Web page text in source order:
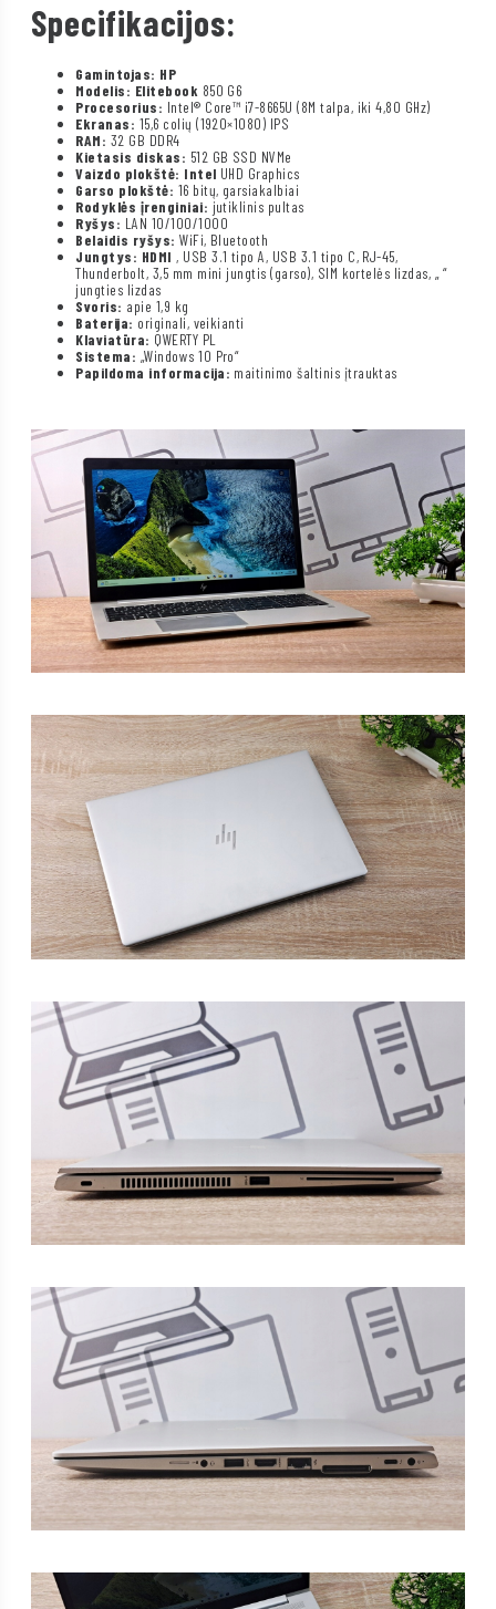
Specifikacijos:
Gamintojas: HP
Modelis: Elitebook 850 G6
Procesorius: Intel® Core™ i7-8665U (8M talpa, iki 4,80 GHz)
Ekranas: 15,6 colių (1920×1080) IPS
RAM: 32 GB DDR4
Kietasis diskas: 512 GB SSD NVMe
Vaizdo plokštė: Intel UHD Graphics
Garso plokštė: 16 bitų, garsiakalbiai
Rodyklės įrenginiai: jutiklinis pultas
Ryšys: LAN 10/100/1000
Belaidis ryšys: WiFi, Bluetooth
Jungtys: HDMI, USB 3.1 tipo A, USB 3.1 tipo C, RJ-45,
Thunderbolt, 3,5 mm mini jungtis (garso), SIM kortelės lizdas, „ “
jungties lizdas
Svoris: apie 1,9 kg
Baterija: originali, veikianti
Klaviatūra: QWERTY PL
Sistema: „Windows 10 Pro“
Papildoma informacija: maitinimo šaltinis įtrauktas